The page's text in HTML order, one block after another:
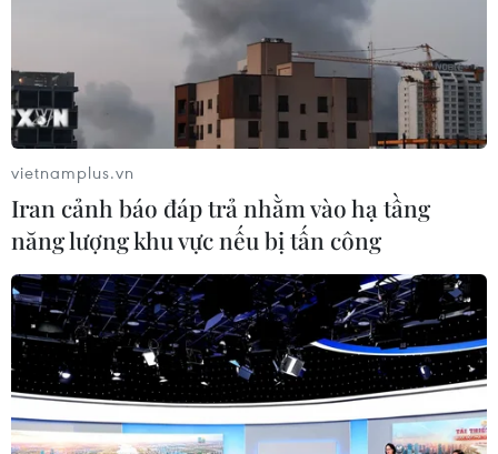
Quốc hội lưỡng viện Bolivia thông qua dự
luật tổ chức bầu cử mới
24/11/2019 04:28
Dự luật không cho phép người từng giữ chức tổng thống
2 nhiệm kỳ được tái tranh cử vị trí người đứng đầu đất
nước, đồng nghĩa với việc cựu Tổng thống Morales sẽ
vietnamplus.vn
Iran cảnh báo đáp trả nhằm vào hạ tầng
năng lượng khu vực nếu bị tấn công